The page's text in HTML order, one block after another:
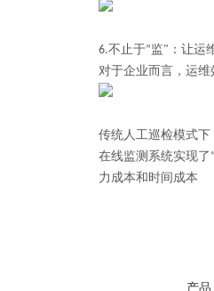
6.不止于“监"：让运
对于企业而言，运
传统人工巡检模式
在线监测系统实现
力成本和时间成本
产品